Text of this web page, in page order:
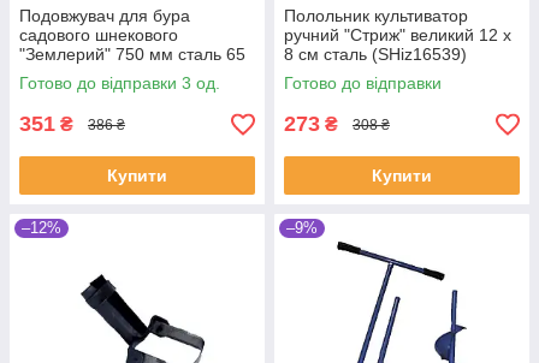
Подовжувач для бура
садового шнекового
"Землерий" 750 мм сталь 65
г (SHiz14477)
Готово до відправки 3 од.
351 ₴ 386 ₴
Купити
Полольник культиватор
ручний "Стриж" великий 12 х
8 см сталь (SHiz16539)
Готово до відправки
273 ₴ 308 ₴
Купити
–12% –9%